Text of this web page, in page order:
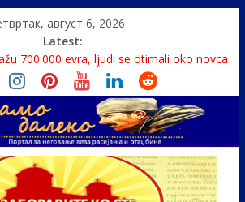
август 6, 2026
Latest:
sa litice visoke 15 metara
700.000 evra, ljudi se otimali oko novca
reka ga odnela u Rumuniju
teme srpskih medija
migranata, 100 000 stranaca se zaposlilo